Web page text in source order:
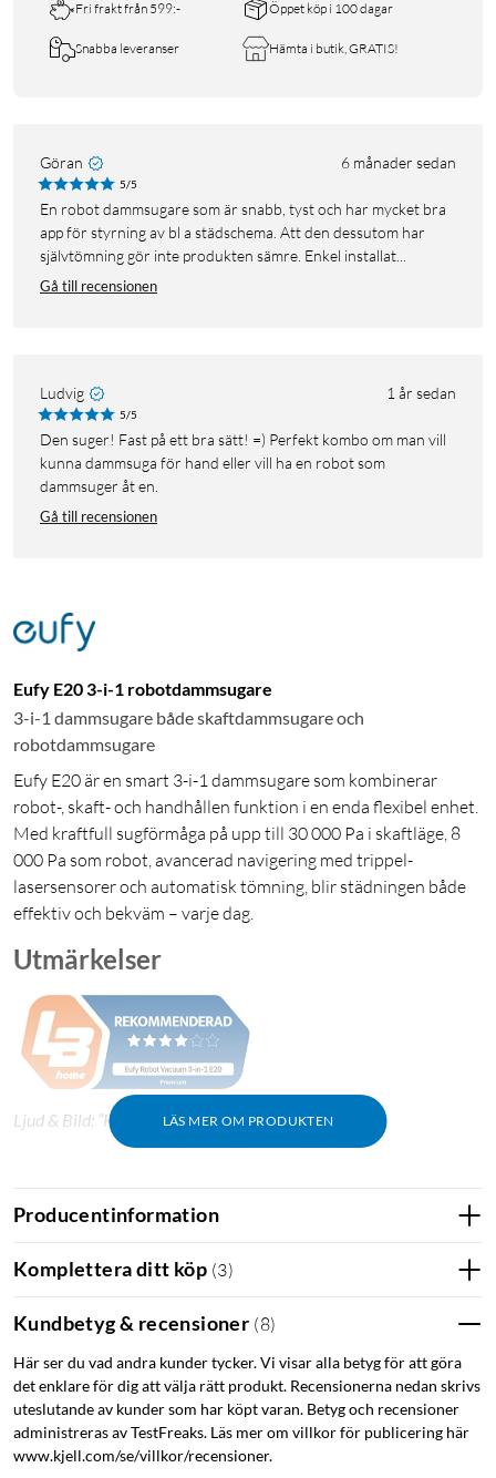
Fri frakt från 599:- Öppet köp i 100 dagar
Snabba leveranser Hämta i butik, GRATIS!
Göran 6 månader sedan
5/5
En robot dammsugare som är snabb, tyst och har mycket bra
app för styrning av bl a städschema. Att den dessutom har
självtömning gör inte produkten sämre. Enkel installat...
Gå till recensionen
Ludvig 1 år sedan
5/5
Den suger! Fast på ett bra sätt! =) Perfekt kombo om man vill
kunna dammsuga för hand eller vill ha en robot som
dammsuger åt en.
Gå till recensionen
Eufy E20 3-i-1 robotdammsugare
3-i-1 dammsugare både skaftdammsugare och
robotdammsugare
Eufy E20 är en smart 3-i-1 dammsugare som kombinerar
robot-, skaft- och handhållen funktion i en enda flexibel enhet.
Med kraftfull sugförmåga på upp till 30 000 Pa i skaftläge, 8
000 Pa som robot, avancerad navigering med trippel-
lasersensorer och automatisk tömning, blir städningen både
effektiv och bekväm – varje dag.
LÄS MER OM PRODUKTEN
Utmärkelser
Ljud & Bild: ”Kompakt robot till sommarstugan.”
Sammanfattning
Producentinformation
Komplettera ditt köp (3)
Kundbetyg & recensioner (8)
Här ser du vad andra kunder tycker. Vi visar alla betyg för att göra
det enklare för dig att välja rätt produkt. Recensionerna nedan skrivs
uteslutande av kunder som har köpt varan. Betyg och recensioner
administreras av TestFreaks. Läs mer om villkor för publicering här
www.kjell.com/se/villkor/recensioner.